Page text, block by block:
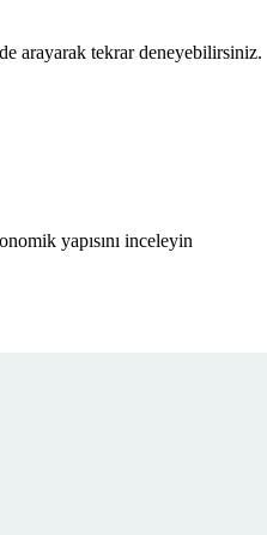
arayarak tekrar deneyebilirsiniz.
yapısını inceleyin